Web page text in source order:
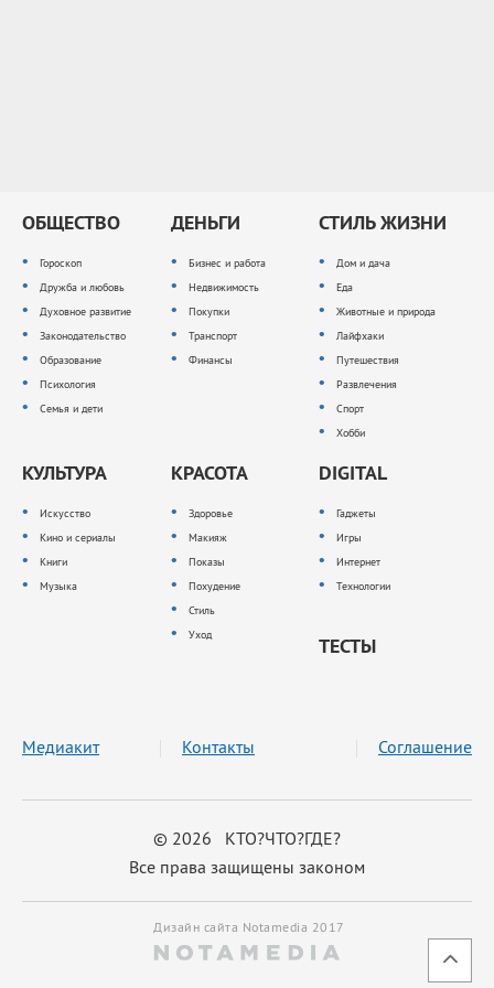
ОБЩЕСТВО
Гороскоп
Дружба и любовь
Духовное развитие
Законодательство
Образование
Психология
Семья и дети
ДЕНЬГИ
Бизнес и работа
Недвижимость
Покупки
Транспорт
Финансы
СТИЛЬ ЖИЗНИ
Дом и дача
Еда
Животные и природа
Лайфхаки
Путешествия
Развлечения
Спорт
Хобби
КУЛЬТУРА
Искусство
Кино и сериалы
Книги
Музыка
КРАСОТА
Здоровье
Макияж
Показы
Похудение
Стиль
Уход
DIGITAL
Гаджеты
Игры
Интернет
Технологии
ТЕСТЫ
© 2026 КТО?ЧТО?ГДЕ?
Все права защищены законом
Медиакит Контакты Соглашение
Дизайн сайта Notamedia 2017